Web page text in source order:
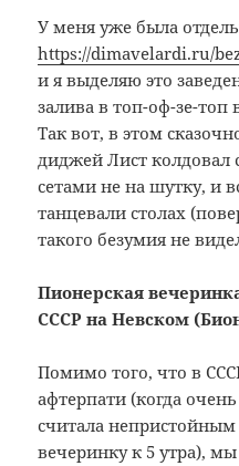
У меня уже была
https://dimavelardi.ru/
и я выделяю это
залива в топ-оф-зе-топ
Так вот, в этом
диджей Лист
сетами не на шутку, и
танцевали столах
такого безумия не
Пионерская
СССР на Невском
Помимо того, что в
афтерпати (когда
считала
вечеринку к 5 утра),